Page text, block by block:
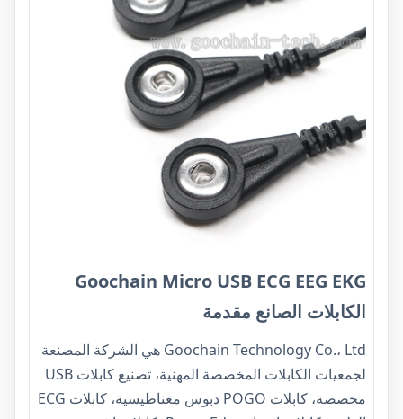
Goochain Micro USB ECG EEG EKG
الكابلات الصانع مقدمة
Goochain Technology Co.، Ltd هي الشركة المصنعة
لجمعيات الكابلات المخصصة المهنية، تصنيع كابلات USB
مخصصة، كابلات POGO دبوس مغناطيسية، كابلات ECG